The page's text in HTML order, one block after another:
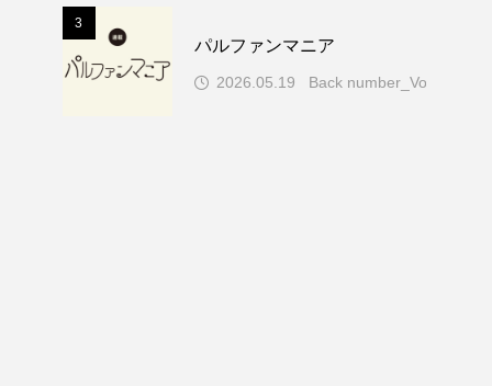
3
パルファンマニア
2026.05.19 Back number_Vol.77